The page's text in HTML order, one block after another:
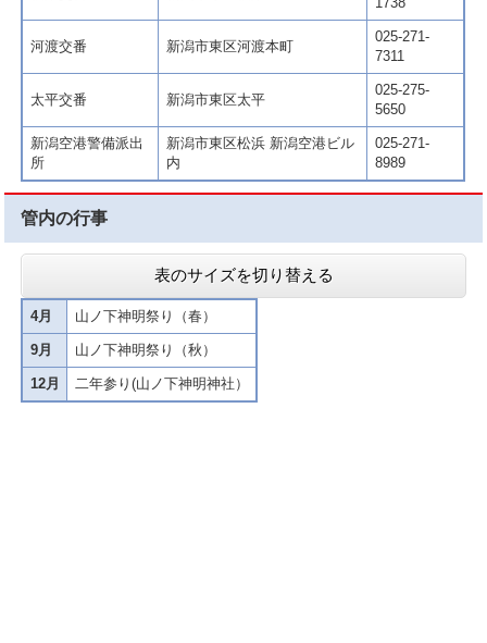
河渡交番 新潟市東区河渡本町
025-271-
7311
太平交番 新潟市東区太平
025-275-
5650
新潟空港警備派出
所
新潟市東区松浜 新潟空港ビル
内
025-271-
8989
管内の行事
表のサイズを切り替える
4月 山ノ下神明祭り（春）
9月 山ノ下神明祭り（秋）
12月 二年参り(山ノ下神明神社）